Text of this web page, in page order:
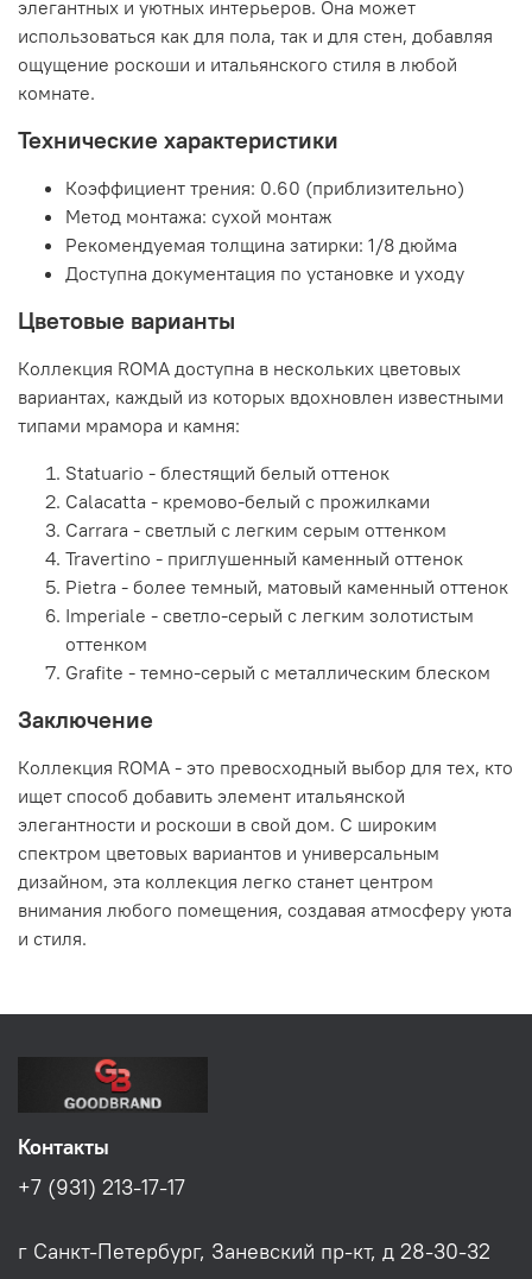
элегантных и уютных интерьеров. Она может
использоваться как для пола, так и для стен, добавляя
ощущение роскоши и итальянского стиля в любой
комнате.
Технические характеристики
Коэффициент трения: 0.60 (приблизительно)
Метод монтажа: сухой монтаж
Рекомендуемая толщина затирки: 1/8 дюйма
Доступна документация по установке и уходу
Цветовые варианты
Коллекция ROMA доступна в нескольких цветовых
вариантах, каждый из которых вдохновлен известными
типами мрамора и камня:
Statuario - блестящий белый оттенок
Calacatta - кремово-белый с прожилками
Carrara - светлый с легким серым оттенком
Travertino - приглушенный каменный оттенок
Pietra - более темный, матовый каменный оттенок
Imperiale - светло-серый с легким золотистым
оттенком
Grafite - темно-серый с металлическим блеском
Заключение
Коллекция ROMA - это превосходный выбор для тех, кто
ищет способ добавить элемент итальянской
элегантности и роскоши в свой дом. С широким
спектром цветовых вариантов и универсальным
дизайном, эта коллекция легко станет центром
внимания любого помещения, создавая атмосферу уюта
и стиля.
Контакты
+7 (931) 213-17-17
г Санкт-Петербург, Заневский пр-кт, д 28-30-32